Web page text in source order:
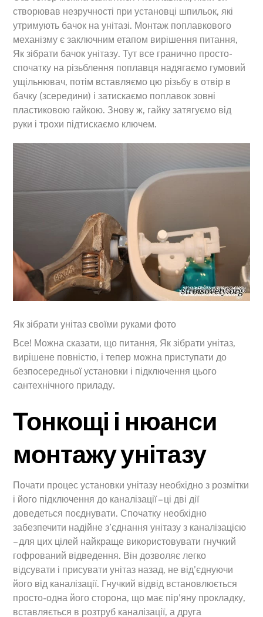
створював незручності при установці шпильок, які
утримують бачок на унітазі. Монтаж поплавкового
механізму є заключним етапом вирішення питання,
Як зібрати бачок унітазу. Тут все гранично просто-
спочатку на різьблення поплавця надягаємо гумовий
ущільнювач, потім вставляємо цю різьбу в отвір в
бачку (зсередини) і затискаємо поплавок зовні
пластиковою гайкою. Знову ж, гайку затягуємо від
руки і трохи підтискаємо ключем.
Як зібрати унітаз своїми руками фото
Все! Можна сказати, що питання, Як зібрати унітаз,
вирішене повністю, і тепер можна приступати до
безпосередньої установки і підключення цього
сантехнічного приладу.
Тонкощі і нюанси
монтажу унітазу
Почати процес установки унітазу необхідно з розмітки
і його підключення до каналізації – ці дві дії
доведеться поєднувати. Спочатку необхідно
забезпечити надійне з’єднання унітазу з каналізацією
– для цих цілей найкраще використовувати гнучкий
гофрований відведення. Він дозволяє легко
відсувати і присувати унітаз назад, не від’єднуючи
його від каналізації. Гнучкий відвід встановлюється
просто-одна його сторона, що має пір’яну прокладку,
вставляється в розтруб каналізації, а друга